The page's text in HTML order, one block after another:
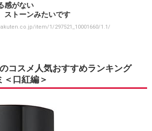
感がない
ストーンみたいです
item/1/297521_10001660/1.1/
コスメ人気おすすめランキング
＜口紅編＞